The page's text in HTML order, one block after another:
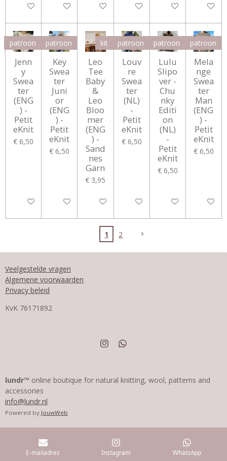
In winkelwagenIn winkelwagenIn winkelwagenIn winkelwagenIn winkelwagen
In
patroon
Jenn
y
Swea
ter
(ENG
) -
Petit
eKnit
€ 6,50
In winkelwagen
patroon
Key
Swea
ter
Juni
or
(ENG
) -
Petit
eKnit
€ 6,50
In winkelwagen
kit
Leo
Tee
Baby
&
Leo
Bloo
mer
(ENG
) -
Sand
nes
Garn
€ 3,95
In winkelwagen
patroon
Louv
re
Swea
ter
(NL)
-
Petit
eKnit
€ 6,50
In winkelwagen
patroon
Lulu
Slipo
ver -
Chu
nky
Editi
on
(NL)
-
Petit
eKnit
€ 6,50
In winkelwagen
patroon
Mela
nge
Swea
ter
Man
(ENG
) -
Petit
eKnit
€ 6,50
In
1 2
Veelgestelde vragen
Algemene voorwaarden
Privacy beleid
KvK 76171892
I
a
W
s
lundr™ online boutique for natural knitting, wool, patterns and
accessories
info@lundr.nl
Powered by JouwWeb
E-mailadres Instagram WhatsApp